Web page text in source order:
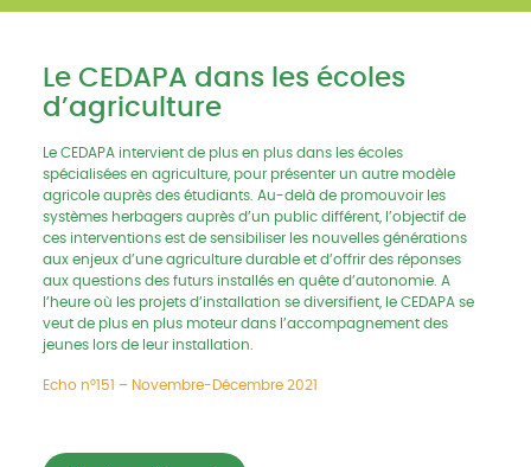
Le CEDAPA dans les écoles
d’agriculture
Le CEDAPA intervient de plus en plus dans les écoles
spécialisées en agriculture, pour présenter un autre modèle
agricole auprès des étudiants. Au-delà de promouvoir les
systèmes herbagers auprès d’un public différent, l’objectif de
ces interventions est de sensibiliser les nouvelles générations
aux enjeux d’une agriculture durable et d’offrir des réponses
aux questions des futurs installés en quête d’autonomie. A
l’heure où les projets d’installation se diversifient, le CEDAPA se
veut de plus en plus moteur dans l’accompagnement des
jeunes lors de leur installation.
Echo n°151 – Novembre-Décembre 2021